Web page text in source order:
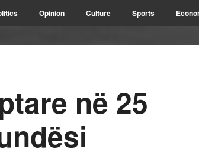
Opinion Culture Sports
në 25